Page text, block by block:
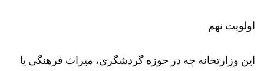
اولویت نهم
این وزارتخانه چه در حوزه گردشگری، میراث فرهنگی یا